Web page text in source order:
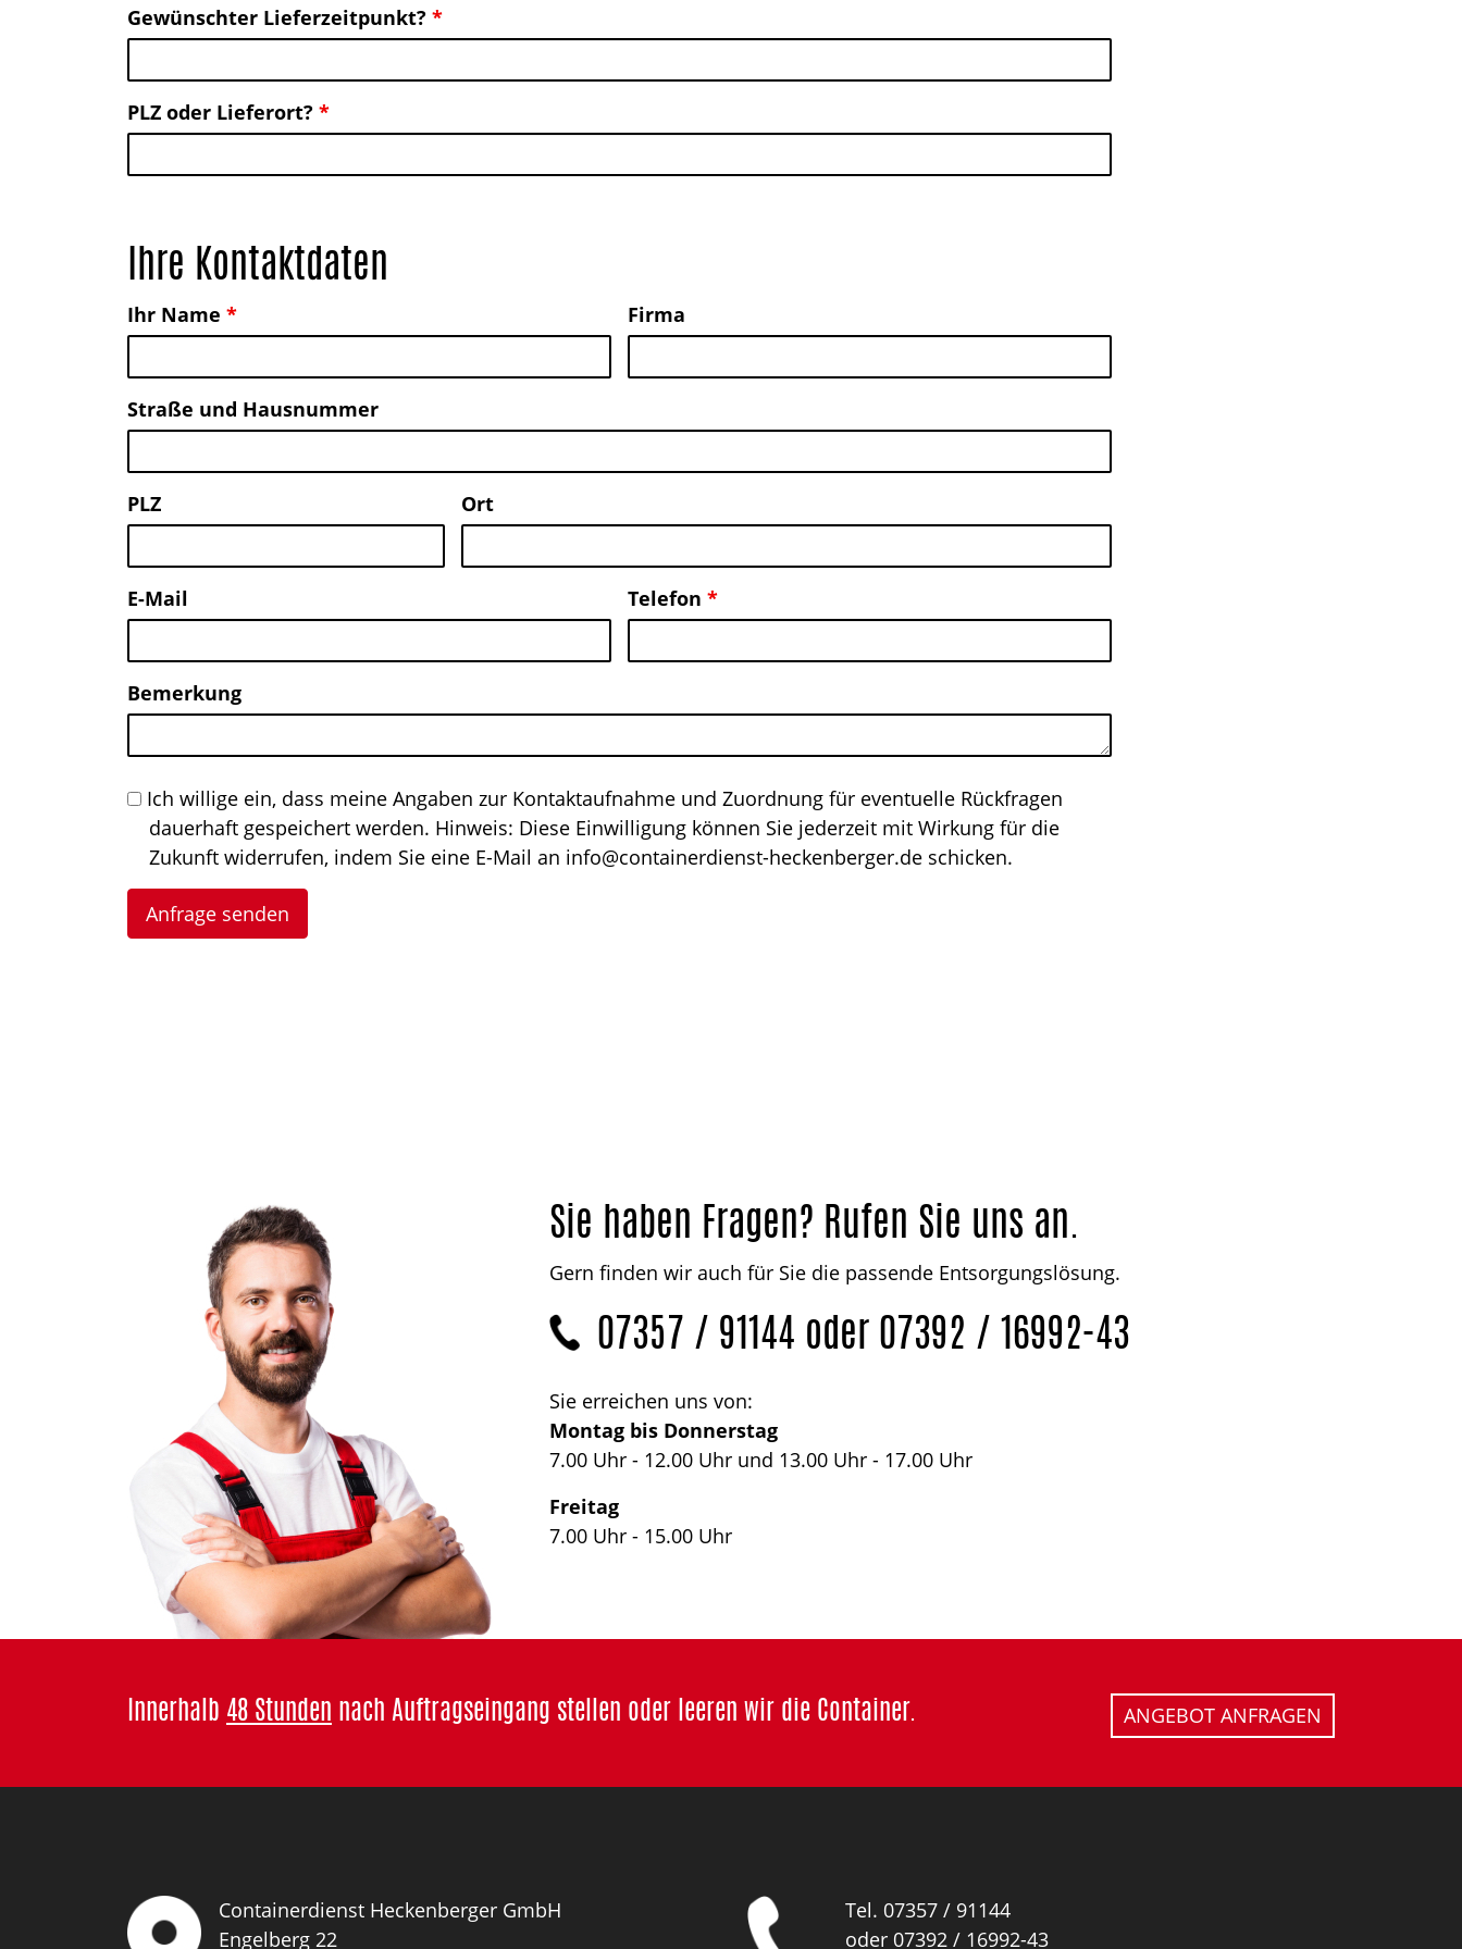
Gewünschter Lieferzeitpunkt? *
PLZ oder Lieferort? *
Ihre Kontaktdaten
Ihr Name * Firma
Straße und Hausnummer
PLZ Ort
E-Mail Telefon *
Bemerkung
Datenschutz
Ich willige ein, dass meine Angaben zur Kontaktaufnahme und Zuordnung für eventuelle Rückfragen
dauerhaft gespeichert werden. Hinweis: Diese Einwilligung können Sie jederzeit mit Wirkung für die
Zukunft widerrufen, indem Sie eine E-Mail an info@containerdienst-heckenberger.de schicken.
Sie haben Fragen? Rufen Sie uns an.
Gern finden wir auch für Sie die passende Entsorgungslösung.
07357 / 91144 oder 07392 / 16992-43
Sie erreichen uns von:
Montag bis Donnerstag
7.00 Uhr - 12.00 Uhr und 13.00 Uhr - 17.00 Uhr
Freitag
7.00 Uhr - 15.00 Uhr
ANGEBOT ANFRAGEN
Innerhalb 48 Stunden nach Auftragseingang stellen oder leeren wir die Container.
Containerdienst Heckenberger GmbH
Engelberg 22
Tel. 07357 / 91144
oder 07392 / 16992-43